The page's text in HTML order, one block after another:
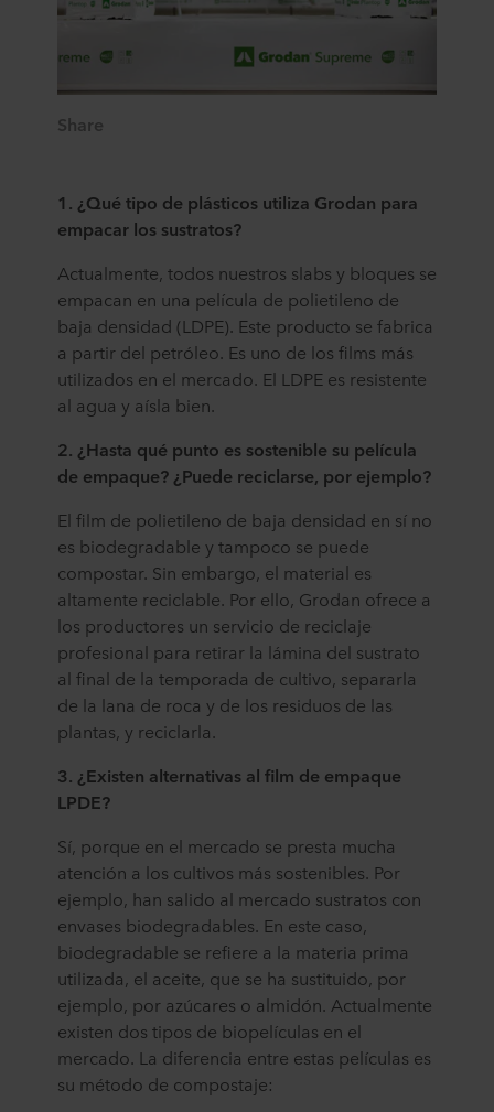
Share
1. ¿Qué tipo de plásticos utiliza Grodan para
empacar los sustratos?
Actualmente, todos nuestros slabs y bloques se
empacan en una película de polietileno de
baja densidad (LDPE). Este producto se fabrica
a partir del petróleo. Es uno de los films más
utilizados en el mercado. El LDPE es resistente
al agua y aísla bien.
2. ¿Hasta qué punto es sostenible su película
de empaque? ¿Puede reciclarse, por ejemplo?
El film de polietileno de baja densidad en sí no
es biodegradable y tampoco se puede
compostar. Sin embargo, el material es
altamente reciclable. Por ello, Grodan ofrece a
los productores un servicio de reciclaje
profesional para retirar la lámina del sustrato
al final de la temporada de cultivo, separarla
de la lana de roca y de los residuos de las
plantas, y reciclarla.
3. ¿Existen alternativas al film de empaque
LPDE?
Sí, porque en el mercado se presta mucha
atención a los cultivos más sostenibles. Por
ejemplo, han salido al mercado sustratos con
envases biodegradables. En este caso,
biodegradable se refiere a la materia prima
utilizada, el aceite, que se ha sustituido, por
ejemplo, por azúcares o almidón. Actualmente
existen dos tipos de biopelículas en el
mercado. La diferencia entre estas películas es
su método de compostaje: